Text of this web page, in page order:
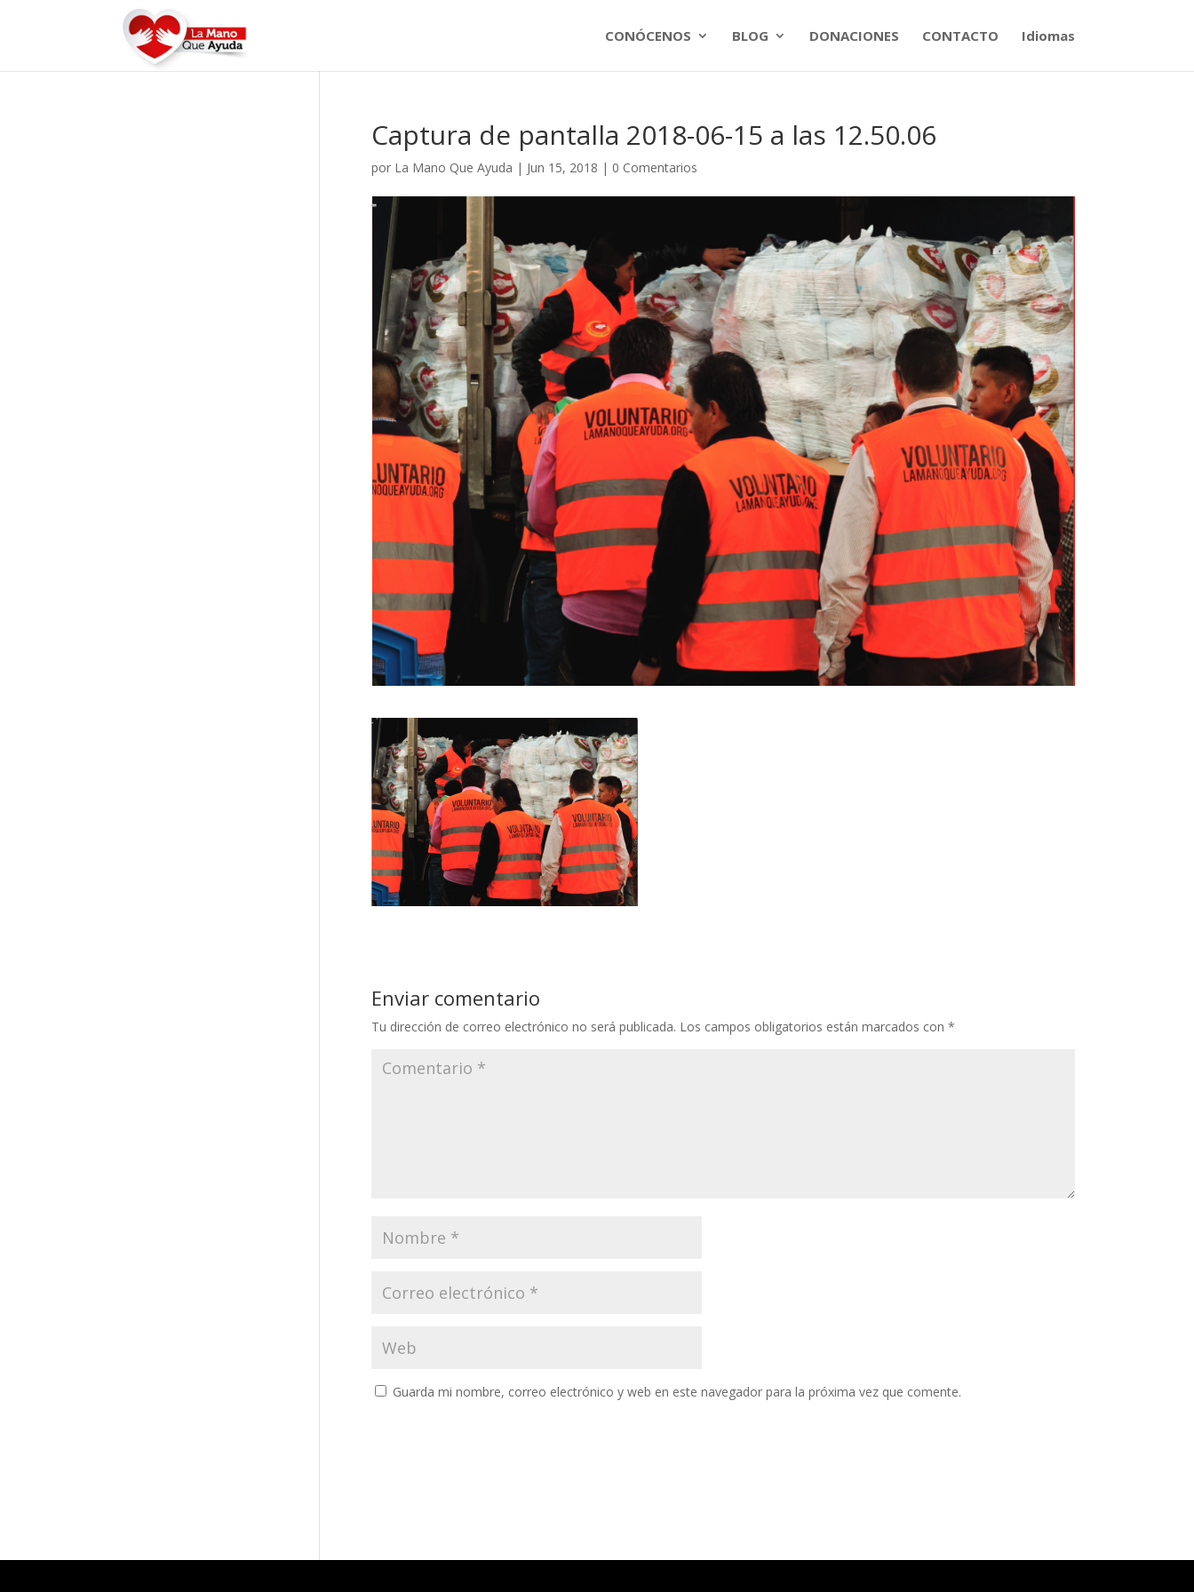
CONÓCENOS BLOG DONACIONES CONTACTO Idiomas
Captura de pantalla 2018-06-15 a las 12.50.06
por La Mano Que Ayuda | Jun 15, 2018 | 0 Comentarios
Enviar comentario
Tu dirección de correo electrónico no será publicada. Los campos obligatorios están marcados con *
Guarda mi nombre, correo electrónico y web en este navegador para la próxima vez que comente.